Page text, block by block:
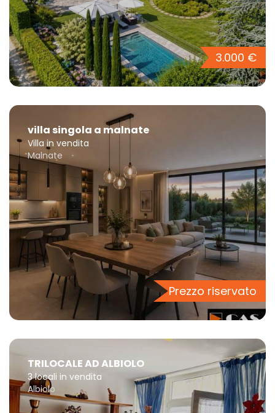
3.000 €
villa singola a malnate
Villa in vendita
Malnate
Prezzo riservato
TRILOCALE AD ALBIOLO
3 locali in vendita
Albiolo